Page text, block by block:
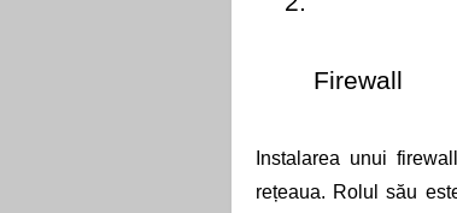
Firewall
Instalarea unui
rețeaua. Rolul său